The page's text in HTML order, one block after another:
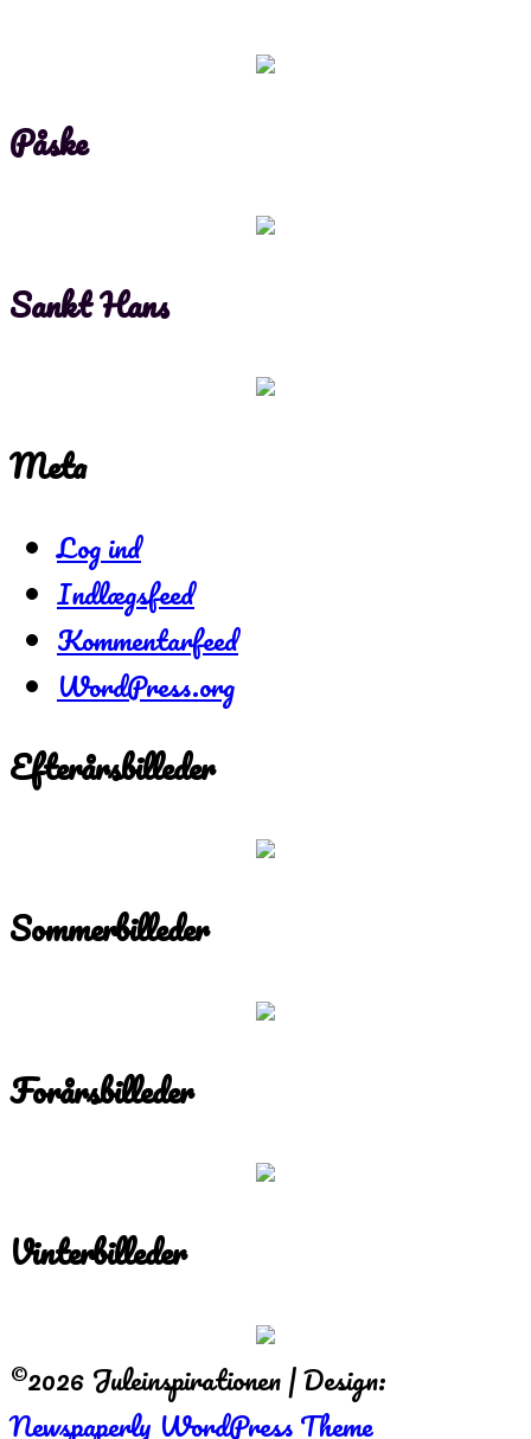
Påske
Sankt Hans
Meta
Log ind
Indlægsfeed
Kommentarfeed
WordPress.org
Efterårsbilleder
Sommerbilleder
Forårsbilleder
Vinterbilleder
©2026 Juleinspirationen| Design:
Newspaperly WordPress Theme